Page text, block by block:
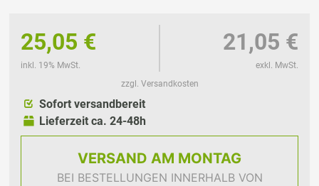
25,05 €
inkl. 19% MwSt.
21,05 €
exkl. MwSt.
zzgl. Versandkosten
Sofort versandbereit
Lieferzeit ca. 24-48h
VERSAND AM MONTAG
BEI BESTELLUNGEN INNERHALB VON